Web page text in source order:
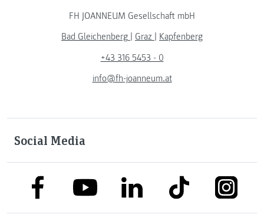
FH JOANNEUM Gesellschaft mbH
Bad Gleichenberg
Graz
Kapfenberg
+43 316 5453 - 0
info@fh-joanneum.at
Social Media
link to facebooklink to youtubelink to linkedinlink to tiktok